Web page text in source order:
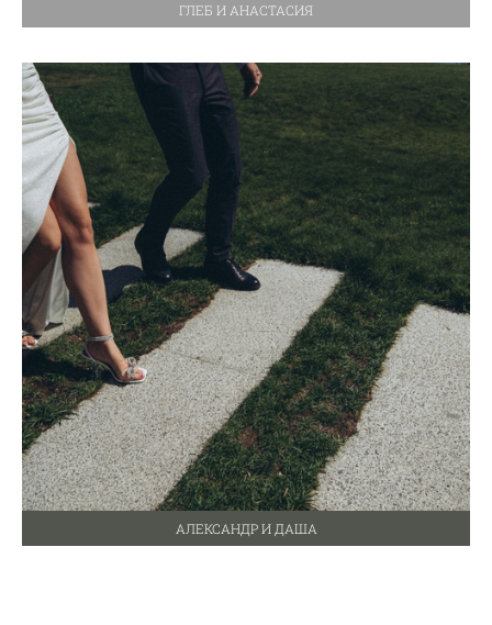
ГЛЕБ И АНАСТАСИЯ
АЛЕКСАНДР И ДАША